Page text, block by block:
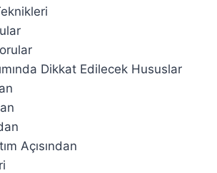
Dikkat Edilecek Hususlar
Açısından